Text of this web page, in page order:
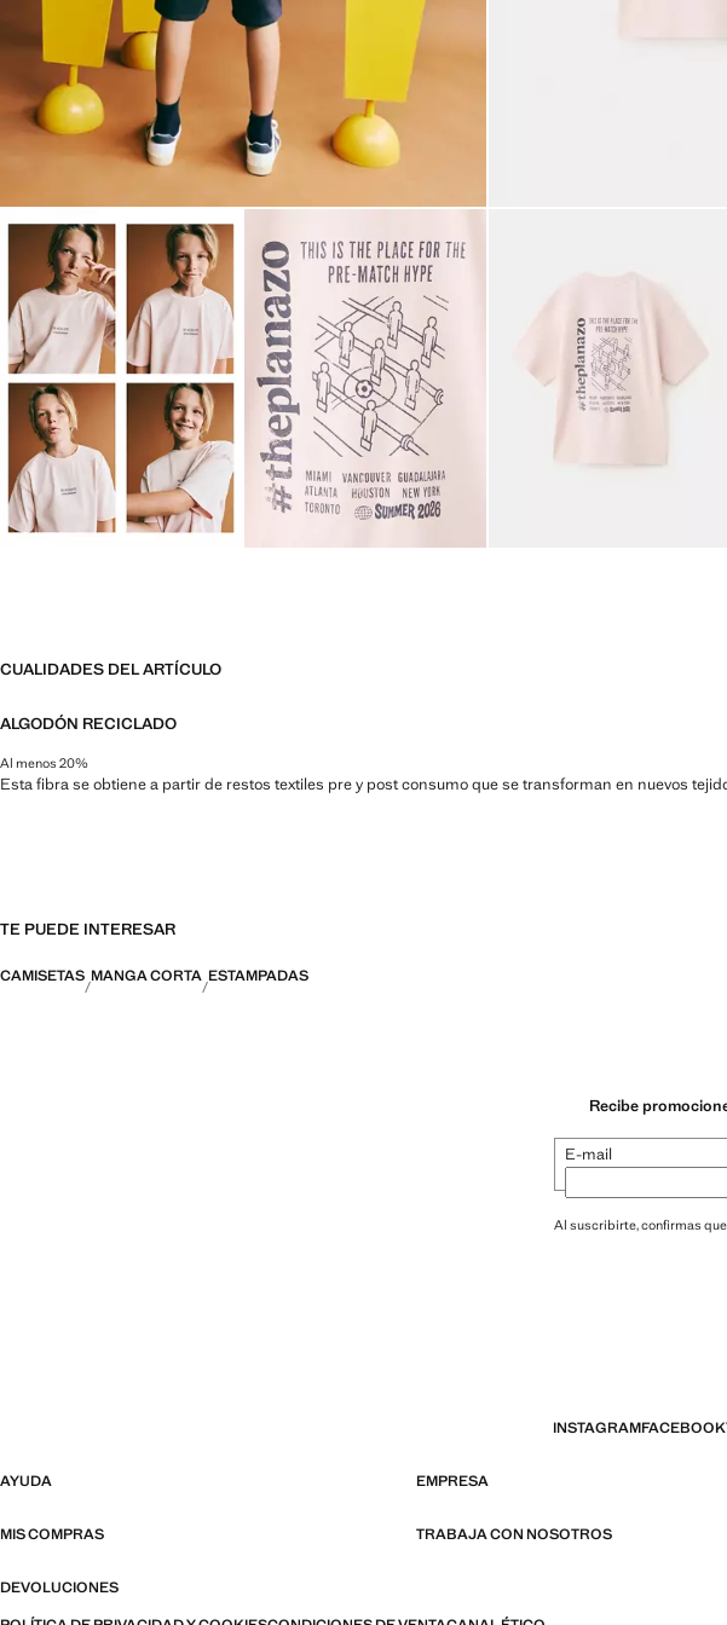
CUALIDADES DEL ARTÍCULO
ALGODÓN RECICLADO
Al menos 20%
Esta fibra se obtiene a partir de restos textiles pre y post consumo que se transforman en nuevos
TE PUEDE INTERESAR
CAMISETAS MANGA CORTA ESTAMPADAS
Recibe
E-mail
Al suscribirte, confirmas
INSTAGRAMFACEBOOK
AYUDA EMPRESA
MIS COMPRAS TRABAJA CON NOSOTROS
DEVOLUCIONES